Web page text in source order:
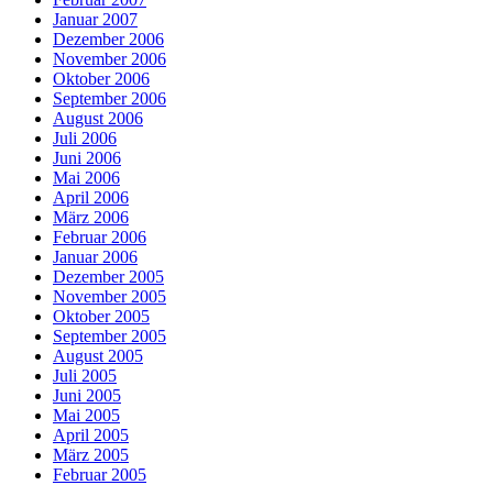
Januar 2007
Dezember 2006
November 2006
Oktober 2006
September 2006
August 2006
Juli 2006
Juni 2006
Mai 2006
April 2006
März 2006
Februar 2006
Januar 2006
Dezember 2005
November 2005
Oktober 2005
September 2005
August 2005
Juli 2005
Juni 2005
Mai 2005
April 2005
März 2005
Februar 2005